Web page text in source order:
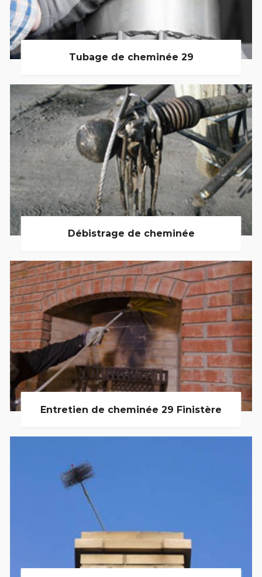
Tubage de cheminée 29
Débistrage de cheminée
Entretien de cheminée 29 Finistère